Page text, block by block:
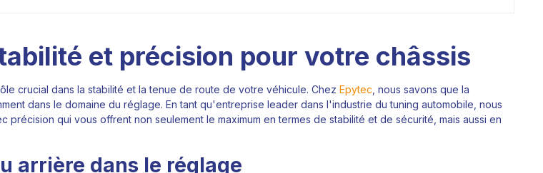
et précision pour votre châssis
crucial dans la stabilité et la tenue de route de votre véhicule. Chez Epytec, nous savons que la
dans le domaine du réglage. En tant qu'entreprise leader dans l'industrie du tuning automobile, nous
qui vous offrent non seulement le maximum en termes de stabilité et de sécurité, mais aussi en
arrière dans le réglage